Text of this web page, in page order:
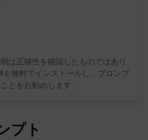
は正確性を確認したものではあり
を無料でインストールし、プロンプ
とをお勧めします。
プト